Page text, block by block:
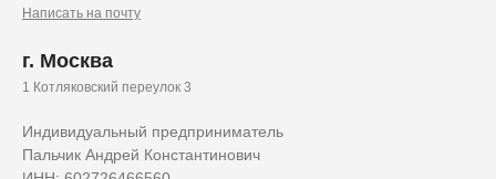
Индивидуальный предприниматель
Пальчик Андрей Константинович
Написать на почту
г. Москва
1 Котляковский переулок 3